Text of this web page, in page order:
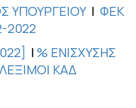
ΥΠΟΥΡΓΕΙΟΥ Ι ΦΕΚ
2022
Ι % ΕΝΙΣΧΥΣΗΣ
ΚΑΔ